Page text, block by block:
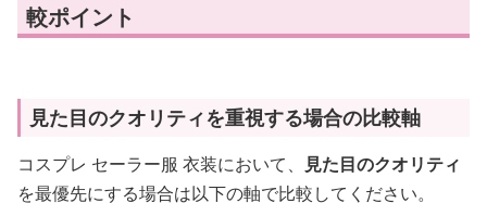
較ポイント
見た目のクオリティを重視する場合の比較軸
コスプレ セーラー服 衣装において、
見た目のクオリティ
を最優先にする場合は以下の軸で比較してください。